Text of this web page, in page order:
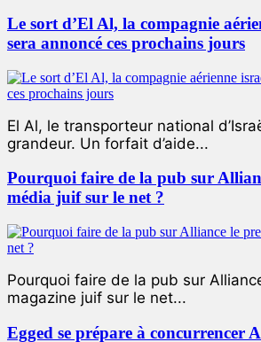
Le sort d’El Al, la compagnie
sera annoncé ces prochains jours
El Al, le transporteur national
grandeur. Un forfait d’aide...
Pourquoi faire de la pub sur
média juif sur le net ?
Pourquoi faire de la pub sur
magazine juif sur le net...
Egged se prépare à concurrencer